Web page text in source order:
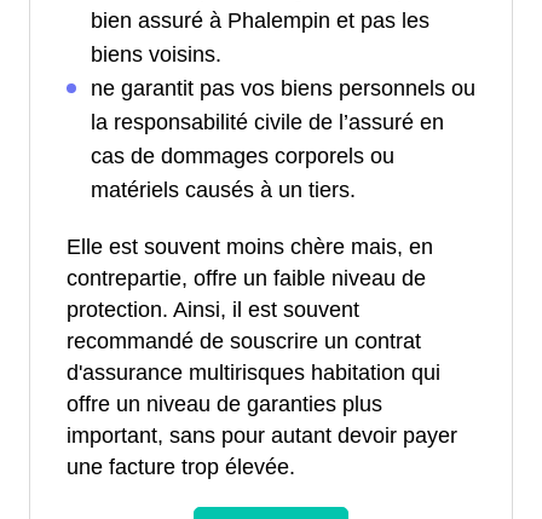
bien assuré à Phalempin et pas les
biens voisins.
ne garantit pas vos biens personnels ou
la responsabilité civile de l’assuré en
cas de dommages corporels ou
matériels causés à un tiers.
Elle est souvent moins chère mais, en
contrepartie, offre un faible niveau de
protection. Ainsi, il est souvent
recommandé de souscrire un contrat
d'assurance multirisques habitation qui
offre un niveau de garanties plus
important, sans pour autant devoir payer
une facture trop élevée.